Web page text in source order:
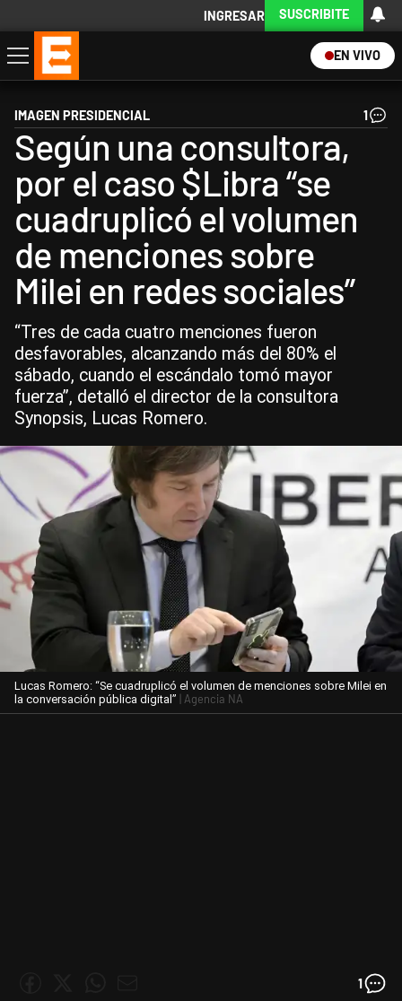
INGRESAR SUSCRIBITE
EN VIVO
Economía
Política
Internacional
Actualidad
Descargá la App
IMAGEN PRESIDENCIAL 1
Según una consultora,
por el caso $Libra “se
cuadruplicó el volumen
de menciones sobre
Milei en redes sociales”
“Tres de cada cuatro menciones fueron
desfavorables, alcanzando más del 80% el
sábado, cuando el escándalo tomó mayor
fuerza”, detalló el director de la consultora
Synopsis, Lucas Romero.
Lucas Romero: “Se cuadruplicó el volumen de menciones sobre Milei en
la conversación pública digital” | Agencia NA
1